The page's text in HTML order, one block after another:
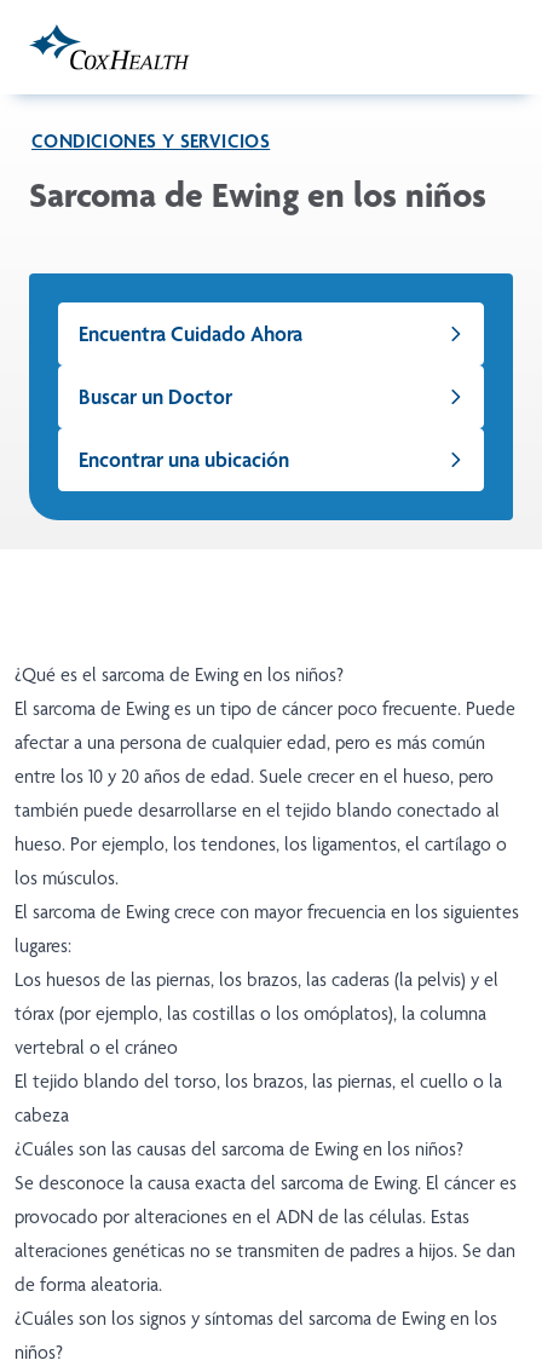
CONDICIONES Y SERVICIOS
Sarcoma de Ewing en los niños
Encuentra Cuidado Ahora
Buscar un Doctor
Encontrar una ubicación
¿Qué es el sarcoma de Ewing en los niños?
El sarcoma de Ewing es un tipo de cáncer poco frecuente. Puede
afectar a una persona de cualquier edad, pero es más común
entre los 10 y 20 años de edad. Suele crecer en el hueso, pero
también puede desarrollarse en el tejido blando conectado al
hueso. Por ejemplo, los tendones, los ligamentos, el cartílago o
los músculos.
El sarcoma de Ewing crece con mayor frecuencia en los siguientes
lugares:
Los huesos de las piernas, los brazos, las caderas (la pelvis) y el
tórax (por ejemplo, las costillas o los omóplatos), la columna
vertebral o el cráneo
El tejido blando del torso, los brazos, las piernas, el cuello o la
cabeza
¿Cuáles son las causas del sarcoma de Ewing en los niños?
Se desconoce la causa exacta del sarcoma de Ewing. El cáncer es
provocado por alteraciones en el ADN de las células. Estas
alteraciones genéticas no se transmiten de padres a hijos. Se dan
de forma aleatoria.
¿Cuáles son los signos y síntomas del sarcoma de Ewing en los
niños?